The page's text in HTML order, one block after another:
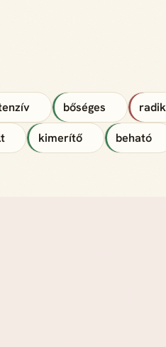
bőséges
kimerítő beható